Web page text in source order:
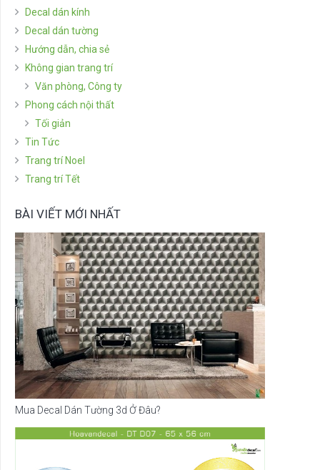
Decal dán kính
Decal dán tường
Hướng dẫn, chia sẻ
Không gian trang trí
Văn phòng, Công ty
Phong cách nội thất
Tối giản
Tin Tức
Trang trí Noel
Trang trí Tết
BÀI VIẾT MỚI NHẤT
Mua Decal Dán Tường 3d Ở Đâu?